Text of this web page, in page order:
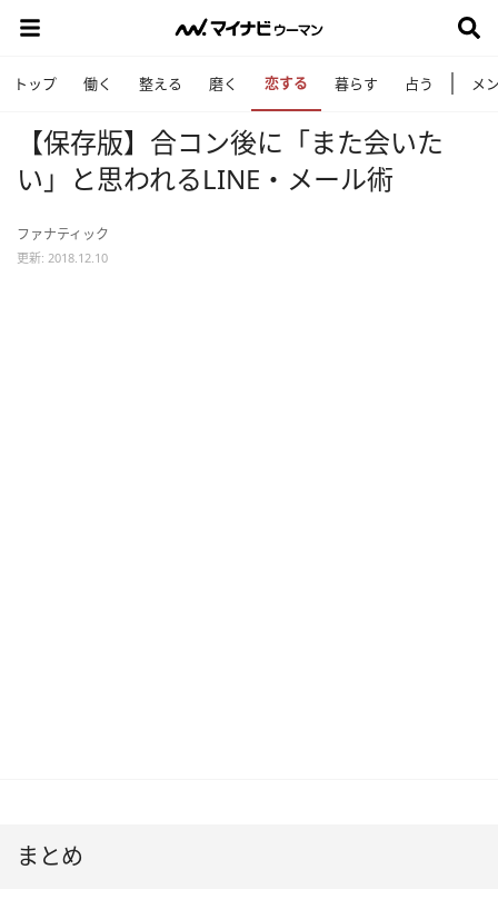
トップ 働く 整える 磨く 恋する 暮らす 占う メ
【保存版】合コン後に「また会いた
い」と思われるLINE・メール術
ファナティック
更新: 2018.12.10
まとめ